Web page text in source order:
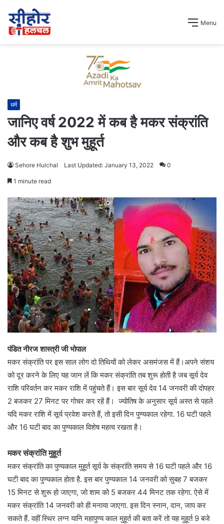
Menu
धर्म
जानिए वर्ष 2022 में कब है मकर संक्रांति
और कब है शुभ मुहूर्त
Sehore Hulchal Last Updated: January 13, 2022 0
1 minute read
पंडित नीरज शास्त्री जी भोपाल
मकर संक्रांति पर इस साल लोग दो तिथियों को लेकर असमंजस में हैं।अपने संशय
को दूर करने के लिए यह जान लें कि मकर संक्रांति तब शुरू होती है जब सूर्य देव
राशि परिवर्तन कर मकर राशि में पहुंचते हैं। इस बार सूर्य देव 14 जनवरी की दोपहर
2 बजकर 27 मिनट पर गोचर कर रहें हैं‌। ज्योतिष के अनुसार सूर्य अस्त से पहले
यदि मकर राशि में सूर्य प्रवेश करते हैं, तो इसी दिन पुण्यकाल रहेगा. 16 घटी पहले
और 16 घटी बाद का पुण्यकाल विशेष महत्व रखता है।
मकर संक्रांति मुहूर्त
मकर संक्रांति का पुण्यकाल मुहूर्त सूर्य के संक्रांति समय से 16 घटी पहले और 16
घटी बाद का पुण्यकाल होता है. इस बार पुण्यकाल 14 जनवरी को सुबह 7 बजकर
15 मिनट से शुरू हो जाएगा, जो शाम को 5 बजकर 44 मिनट तक रहेगा. ऐसे में
मकर संक्रांति 14 जनवरी को ही मनाया जाएगा. इस दिन स्नान, दान, जाप कर
सकते हैं. वहीं स्थिर लग्न यानि महापुण्य काल मुहूर्त की बता करें तो यह मुहूर्त 9 बजे